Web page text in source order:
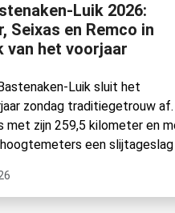
Luik 2026:
Seixas en Remco in
van het voorjaar
Luik sluit het
zondag traditiegetrouw
met zijn 259,5 kilometer en
een